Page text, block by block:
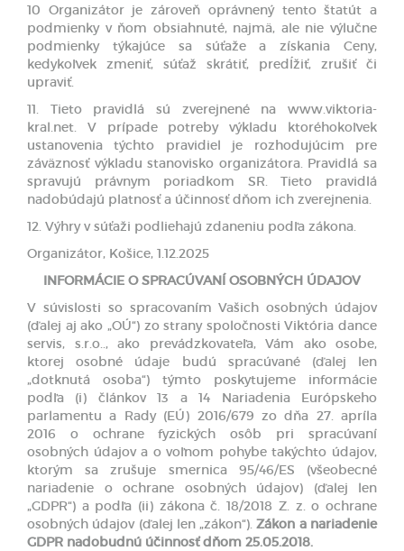
10 Organizátor je zároveň oprávnený tento štatút a
podmienky v ňom obsiahnuté, najmä, ale nie výlučne
podmienky týkajúce sa súťaže a získania Ceny,
kedykoľvek zmeniť, súťaž skrátiť, predĺžiť, zrušiť či
upraviť.
11. Tieto pravidlá sú zverejnené na www.viktoria-
kral.net. V prípade potreby výkladu ktoréhokoľvek
ustanovenia týchto pravidiel je rozhodujúcim pre
záväznosť výkladu stanovisko organizátora. Pravidlá sa
spravujú právnym poriadkom SR. Tieto pravidlá
nadobúdajú platnosť a účinnosť dňom ich zverejnenia.
12. Výhry v súťaži podliehajú zdaneniu podľa zákona.
Organizátor, Košice, 1.12.2025
INFORMÁCIE O SPRACÚVANÍ OSOBNÝCH ÚDAJOV
V súvislosti so spracovaním Vašich osobných údajov
(ďalej aj ako „OÚ“) zo strany spoločnosti Viktória dance
servis, s.r.o.., ako prevádzkovateľa, Vám ako osobe,
ktorej osobné údaje budú spracúvané (ďalej len
„dotknutá osoba“) týmto poskytujeme informácie
podľa (i) článkov 13 a 14 Nariadenia Európskeho
parlamentu a Rady (EÚ) 2016/679 zo dňa 27. apríla
2016 o ochrane fyzických osôb pri spracúvaní
osobných údajov a o voľnom pohybe takýchto údajov,
ktorým sa zrušuje smernica 95/46/ES (všeobecné
nariadenie o ochrane osobných údajov) (ďalej len
„GDPR“) a podľa (ii) zákona č. 18/2018 Z. z. o ochrane
osobných údajov (ďalej len „zákon“).Zákon a nariadenie
GDPR nadobudnú účinnosť dňom 25.05.2018.